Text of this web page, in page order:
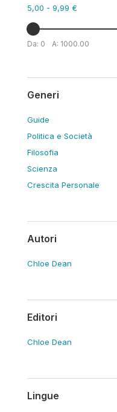
5,00 - 9,99 €
Da: 0 A: 1000.00
Generi
Guide
Politica e Società
Filosofia
Scienza
Crescita Personale
Autori
Chloe Dean
Editori
Chloe Dean
Lingue